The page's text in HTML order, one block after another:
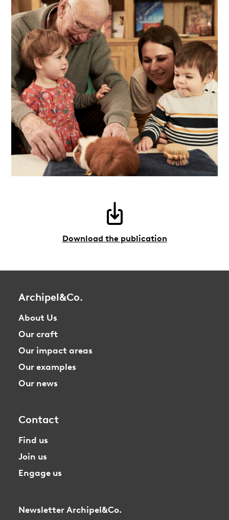
Download the publication
Archipel&Co.
About Us
Our craft
Our impact areas
Our examples
Our news
Contact
Find us
Join us
Engage us
Newsletter Archipel&Co.